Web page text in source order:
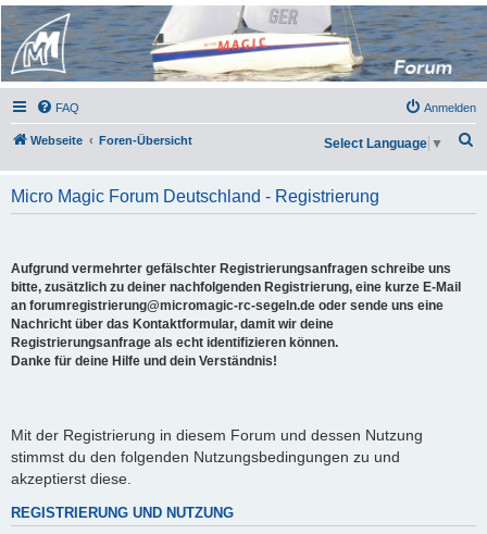
Micro Magic Forum
Deutschland
FAQ Anmelden
Webseite Foren-Übersicht
h
Select Language ▼
Micro Magic Forum Deutschland - Registrierung
Aufgrund vermehrter gefälschter Registrierungsanfragen schreibe uns
bitte, zusätzlich zu deiner nachfolgenden Registrierung, eine kurze E-Mail
an forumregistrierung@micromagic-rc-segeln.de oder sende uns eine
Nachricht über das Kontaktformular, damit wir deine
Registrierungsanfrage als echt identifizieren können.
Danke für deine Hilfe und dein Verständnis!
Mit der Registrierung in diesem Forum und dessen Nutzung
stimmst du den folgenden Nutzungsbedingungen zu und
akzeptierst diese.
REGISTRIERUNG UND NUTZUNG